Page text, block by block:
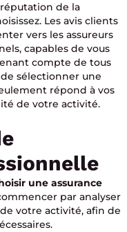
de la
Les avis clients
vers les assureurs
capables de vous
compte de tous
sélectionner une
répond à vos
de votre activité.
une assurance
par analyser
votre activité, afin de